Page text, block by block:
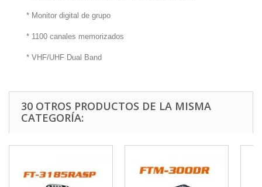
* Monitor digital de grupo
* 1100 canales memorizados
* VHF/UHF Dual Band
30 OTROS PRODUCTOS DE LA MISMA
CATEGORÍA: